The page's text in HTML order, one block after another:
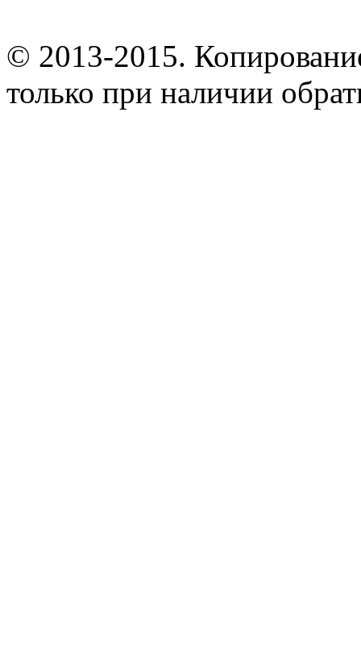
© 2013-2015.
только при наличии